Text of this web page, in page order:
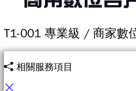
T1-001 專業級 / 商家數
相關服務項目